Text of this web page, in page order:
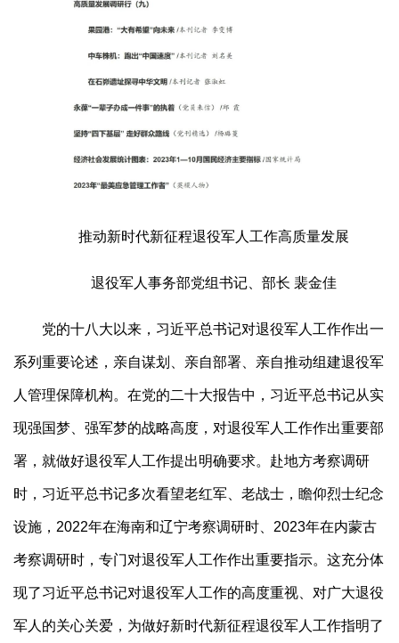
推动新时代新征程退役军人工作高质量发展
退役军人事务部党组书记、部长 裴金佳
党的十八大以来，习近平总书记对退役军人工作作出一
系列重要论述，亲自谋划、亲自部署、亲自推动组建退役军
人管理保障机构。在党的二十大报告中，习近平总书记从实
现强国梦、强军梦的战略高度，对退役军人工作作出重要部
署，就做好退役军人工作提出明确要求。赴地方考察调研
时，习近平总书记多次看望老红军、老战士，瞻仰烈士纪念
设施，2022年在海南和辽宁考察调研时、2023年在内蒙古
考察调研时，专门对退役军人工作作出重要指示。这充分体
现了习近平总书记对退役军人工作的高度重视、对广大退役
军人的关心关爱，为做好新时代新征程退役军人工作指明了